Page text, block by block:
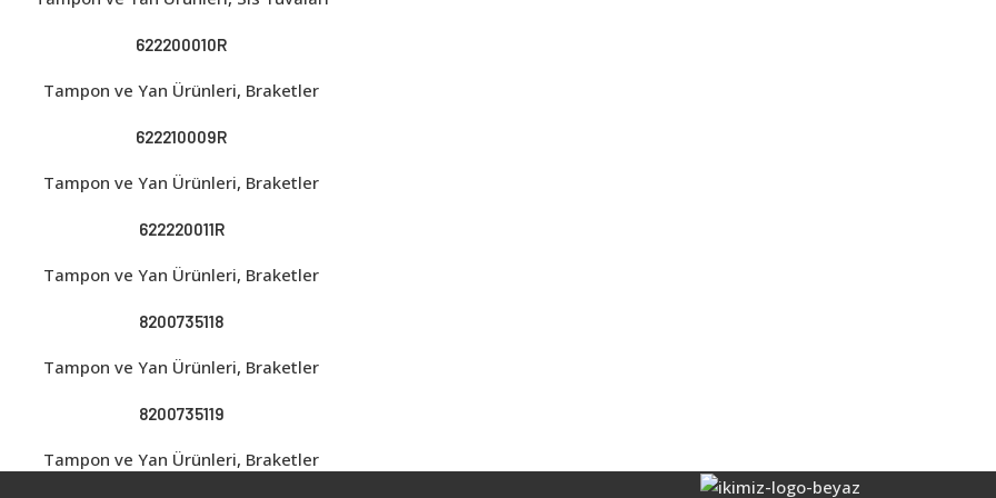
622200010R
Tampon ve Yan Ürünleri, Braketler
622210009R
Tampon ve Yan Ürünleri, Braketler
622220011R
Tampon ve Yan Ürünleri, Braketler
8200735118
Tampon ve Yan Ürünleri, Braketler
8200735119
Tampon ve Yan Ürünleri, Braketler